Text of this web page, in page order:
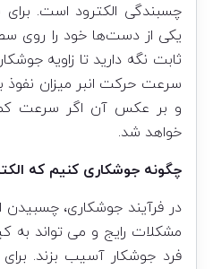
چسبندگی الکترود است.
یکی از دست‌ها خود را روی
ثابت نگه دارید تا زاویه
سرعت حرکت انبر میزان نفوذ
و بر عکس آن اگر سرعت کم
خواهد شد.
چگونه جوشکاری کنیم که
در فرآیند جوشکاری، چسبیدن
مشکلات رایج و می ‌تواند به
فرد جوشکار آسیب بزند.